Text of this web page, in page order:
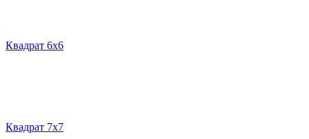
Квадрат 6х6
Квадрат 7х7